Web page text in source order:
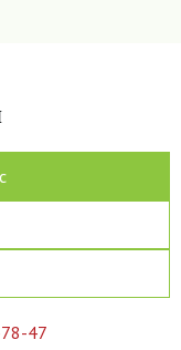
47